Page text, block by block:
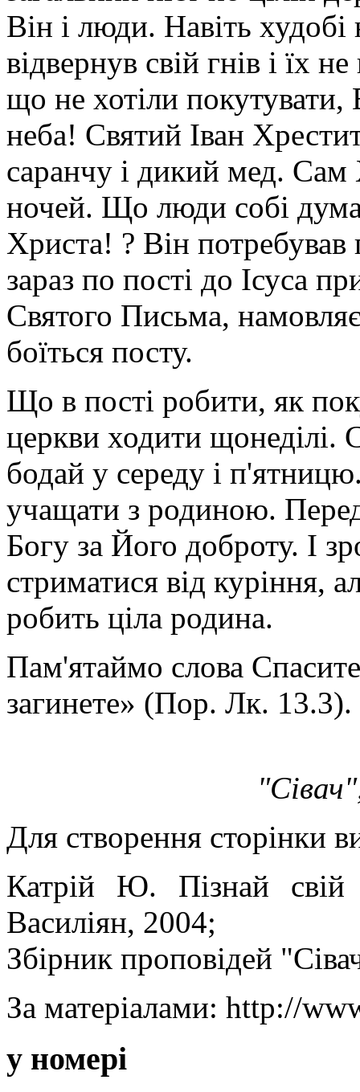
Він і люди. Навіть
відвернув свій гнів і їх
що не хотіли
неба! Святий Іван
саранчу і дикий мед. Сам
ночей. Що люди собі
Христа! ? Він
зараз по пості до Ісуса
Святого Письма,
боїться посту.
Що в пості робити, як
церкви ходити щонеділі.
бодай у середу і
учащати з родиною. Перед
Богу за Його доброту. І
стриматися від куріння,
робить ціла родина.
Пам'ятаймо слова
загинете» (Пор. Лк.
Для створення сторінки
Катрій Ю. Пізнай
Василіян, 2004;
Збірник проповідей
За матеріалами: http://
у номері